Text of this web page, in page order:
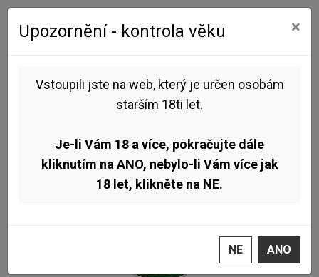
Úvod
Upozornění - kontrola věku ×
Vstoupili jste na web, který je určen osobám
starším 18ti let.
Je-li Vám 18 a více, pokračujte dále
kliknutím na ANO, nebylo-li Vám více jak
18 let, klikněte na NE.
NE ANO